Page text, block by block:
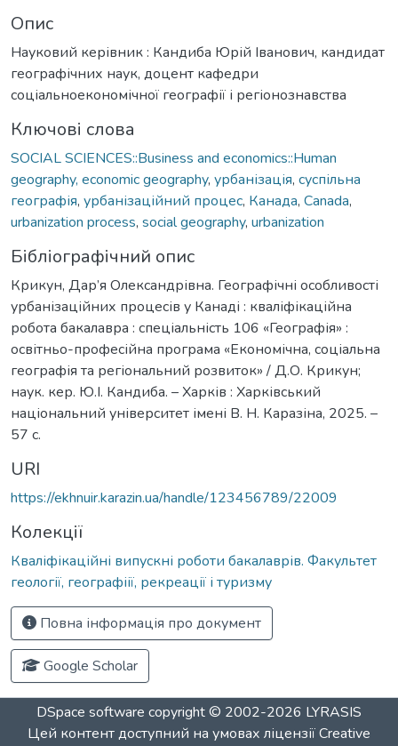
Опис
Науковий керівник : Кандиба Юрій Іванович, кандидат
географічних наук, доцент кафедри
соціальноекономічної географії і регіонознавства
Ключові слова
SOCIAL SCIENCES::Business and economics::Human
geography, economic geography, урбанізація, суспільна
географія, урбанізаційний процес, Канада, Canada,
urbanization process, social geography, urbanization
Бібліографічний опис
Крикун, Дар’я Олександрівна. Географічні особливості
урбанізаційних процесів у Канаді : кваліфікаційна
робота бакалавра : спеціальність 106 «Географія» :
освітньо-професійна програма «Економічна, соціальна
географія та регіональний розвиток» / Д.О. Крикун;
наук. кер. Ю.І. Кандиба. – Харків : Харківський
національний університет імені В. Н. Каразіна, 2025. –
57 с.
URI
https://ekhnuir.karazin.ua/handle/123456789/22009
Колекції
Кваліфікаційні випускні роботи бакалаврів. Факультет
геології, географіії, рекреації і туризму
Повна інформація про документ
Google Scholar
DSpace software copyright © 2002-2026 LYRASIS
Цей контент доступний на умовах ліцензіїCreative